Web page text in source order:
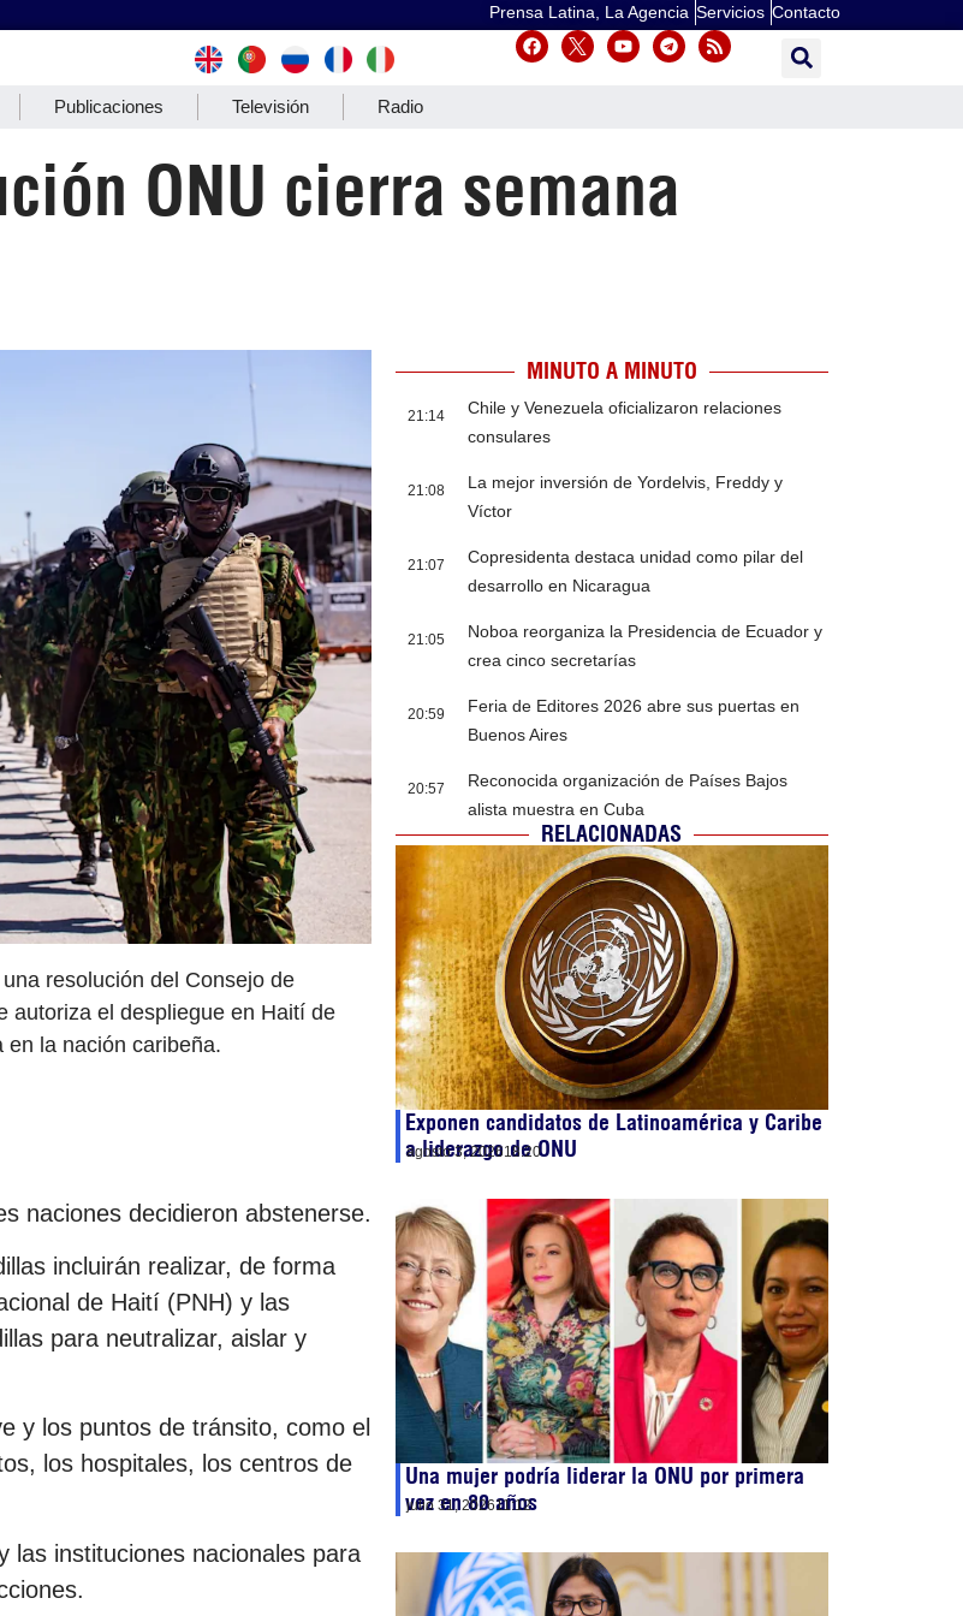
Prensa Latina, La Agencia Servicios Contacto
Publicaciones Televisión Radio
ONU cierra semana
resolución del Consejo de
autoriza el despliegue en Haití de
la nación caribeña.
naciones decidieron abstenerse.
incluirán realizar, de forma
de Haití (PNH) y las
para neutralizar, aislar y
y los puntos de tránsito, como el
los hospitales, los centros de
las instituciones nacionales para
MINUTO A MINUTO
21:14
Chile y Venezuela oficializaron relaciones
consulares
21:08
La mejor inversión de Yordelvis, Freddy y
Víctor
21:07
Copresidenta destaca unidad como pilar del
desarrollo en Nicaragua
21:05
Noboa reorganiza la Presidencia de Ecuador y
crea cinco secretarías
20:59
Feria de Editores 2026 abre sus puertas en
Buenos Aires
20:57
Reconocida organización de Países Bajos
alista muestra en Cuba
RELACIONADAS
Exponen candidatos de Latinoamérica y Caribe
a liderazgo de ONU
agosto 3, 202618:20
Una mujer podría liderar la ONU por primera
vez en 80 años
julio 31, 202611:12